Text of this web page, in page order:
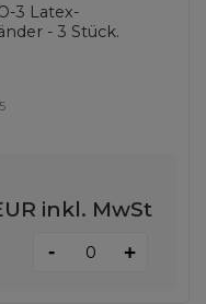
3 Latex-
- 3 Stück.
inkl. MwSt
- +